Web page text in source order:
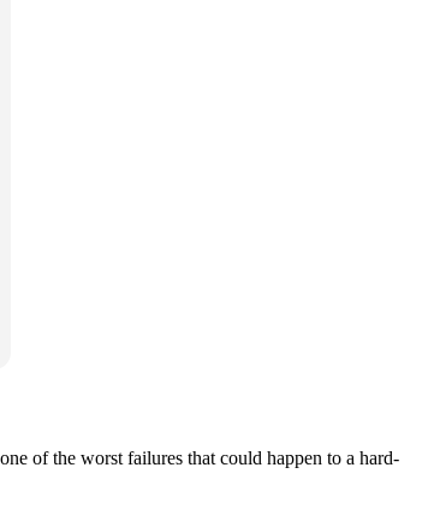
of the worst failures that could happen to a hard-